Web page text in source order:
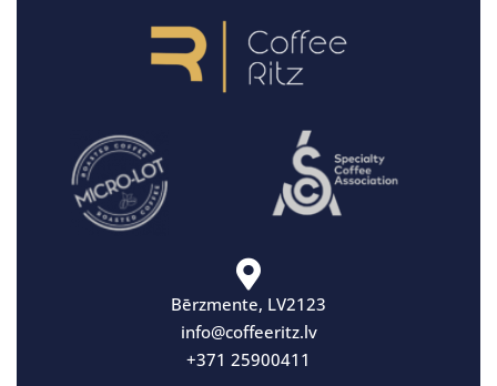
Bērzmente, LV2123
info@coffeeritz.lv
+371 25900411